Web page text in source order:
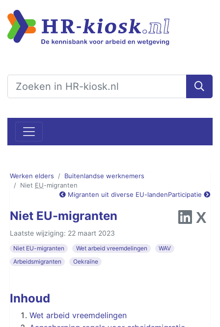
Werken elders
Buitenlandse werknemers
Niet EU-migranten
Migranten uit diverse EU-landenParticipatie
Niet EU-migranten
Laatste wijziging: 22 maart 2023
Niet EU-migranten Wet arbeid vreemdelingen
WAV
Arbeidsmigranten
Oekraïne
Inhoud
Wet arbeid vreemdelingen